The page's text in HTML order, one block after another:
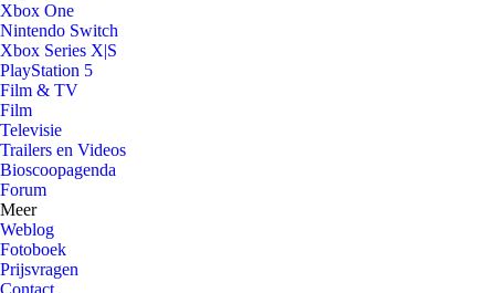
Xbox One
Nintendo Switch
Xbox Series X|S
PlayStation 5
Film & TV
Film
Televisie
Trailers en Videos
Bioscoopagenda
Forum
Meer
Weblog
Fotoboek
Prijsvragen
Contact